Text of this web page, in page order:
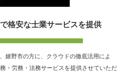
格安な士業サービスを提供
嬉野市の方に、クラウドの徹底活用によ
・労務・法務サービスを提供させていただ